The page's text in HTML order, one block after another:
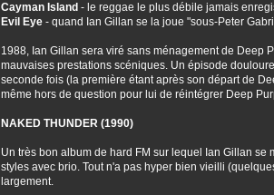
Cayman Island - le reggae le plus débile jamais
Evil Eye - quand Ian Gillan se la joue "sous-Peter
1988, Ian Gillan sera viré sans ménagement de Deep
mauvaises prestations scéniques. Un épisode
seconde fois (la première étant après son départ de
même hors de question pour lui de réintégrer Deep
NAKED THUNDER (1990)
Un très bon album de hard FM sur lequel Ian Gillan
styles avec brio. Tout n'a pas hyper bien vieilli
largement.